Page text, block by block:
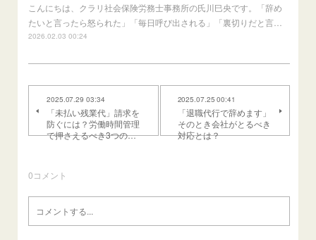
こんにちは、クラリ社会保険労務士事務所の氏川巳央です。「辞め
たいと言ったら怒られた」「毎日呼び出される」「裏切りだと言…
2026.02.03 00:24
2025.07.29 03:34
「未払い残業代」請求を
防ぐには？労働時間管理
で押さえるべき3つの…
2025.07.25 00:41
「退職代行で辞めます」
そのとき会社がとるべき
対応とは？
0コメント